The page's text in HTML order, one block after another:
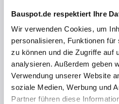
Bauspot.de respektiert Ihre
Wir verwenden Cookies, um
personalisieren, Funktionen
zu können und die Zugriffe auf
analysieren. Außerdem geben
Verwendung unserer Website
soziale Medien, Werbung und
Partner führen diese